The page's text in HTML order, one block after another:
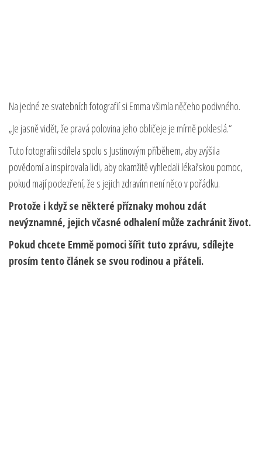
Na jedné ze svatebních fotografií si Emma všimla něčeho podivného.
„Je jasně vidět, že pravá polovina jeho obličeje je mírně pokleslá.“
Tuto fotografii sdílela spolu s Justinovým příběhem, aby zvýšila
povědomí a inspirovala lidi, aby okamžitě vyhledali lékařskou pomoc,
pokud mají podezření, že s jejich zdravím není něco v pořádku.
Protože i když se některé příznaky mohou zdát
nevýznamné, jejich včasné odhalení může zachránit život.
Pokud chcete Emmě pomoci šířit tuto zprávu, sdílejte
prosím tento článek se svou rodinou a přáteli.